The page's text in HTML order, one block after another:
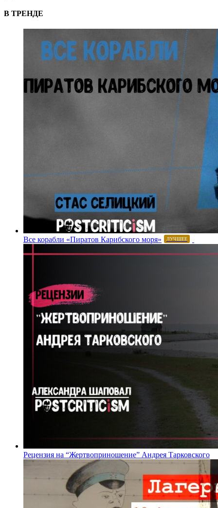
В ТРЕНДЕ
Все корабли «Пиратов Карибского моря» ЛУЧШЕЕ
Рецензия на “Жертвоприношение” Андрея Тарковского